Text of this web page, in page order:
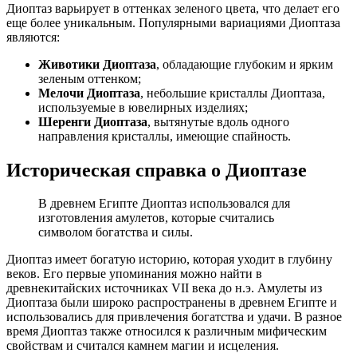
Диоптаз варьирует в оттенках зеленого цвета, что делает его
еще более уникальным. Популярными вариациями Диоптаза
являются:
Животики Диоптаза, обладающие глубоким и ярким
зеленым оттенком;
Мелочи Диоптаза, небольшие кристаллы Диоптаза,
используемые в ювелирных изделиях;
Шеренги Диоптаза, вытянутые вдоль одного
направления кристаллы, имеющие спайность.
Историческая справка о Диоптазе
В древнем Египте Диоптаз использовался для
изготовления амулетов, которые считались
символом богатства и силы.
Диоптаз имеет богатую историю, которая уходит в глубину
веков. Его первые упоминания можно найти в
древнекитайских источниках VII века до н.э. Амулеты из
Диоптаза были широко распространены в древнем Египте и
использовались для привлечения богатства и удачи. В разное
время Диоптаз также относился к различным мифическим
свойствам и считался камнем магии и исцеления.